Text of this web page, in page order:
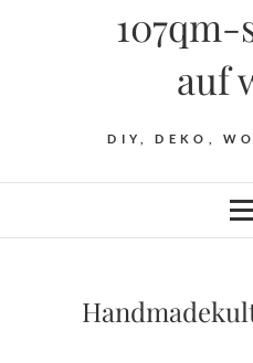
auf
DIY, DEKO,